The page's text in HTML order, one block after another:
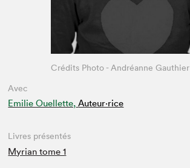
Avec
Emilie Ouellette, Auteur·rice
Crédits Photo - Andréanne Gauthier
Livres présentés
Myrian tome 1